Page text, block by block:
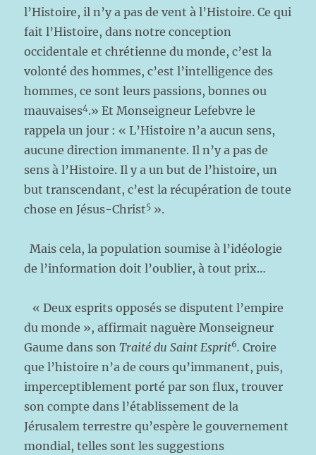
l’Histoire, il n’y a pas de vent à l’Histoire. Ce qui
fait l’Histoire, dans notre conception
occidentale et chrétienne du monde, c’est la
volonté des hommes, c’est l’intelligence des
hommes, ce sont leurs passions, bonnes ou
mauvaises4.» Et Monseigneur Lefebvre le
rappela un jour : « L’Histoire n’a aucun sens,
aucune direction immanente. Il n’y a pas de
sens à l’Histoire. Il y a un but de l’histoire, un
but transcendant, c’est la récupération de toute
chose en Jésus-Christ5 ».
Mais cela, la population soumise à l’idéologie
de l’information doit l’oublier, à tout prix…
« Deux esprits opposés se disputent l’empire
du monde », affirmait naguère Monseigneur
Gaume dans sonTraité du Saint Esprit6. Croire
que l’histoire n’a de cours qu’immanent, puis,
imperceptiblement porté par son flux, trouver
son compte dans l’établissement de la
Jérusalem terrestre qu’espère le gouvernement
mondial, telles sont les suggestions